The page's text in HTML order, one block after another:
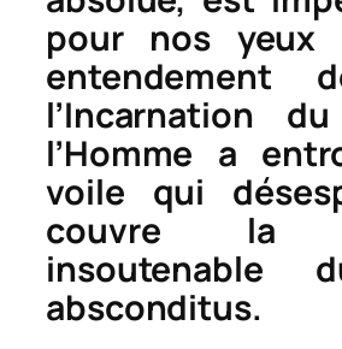
pour nos yeux
entendement
l’Incarnation
l’Homme a
voile qui
couvre la
insoutenable
absconditus.